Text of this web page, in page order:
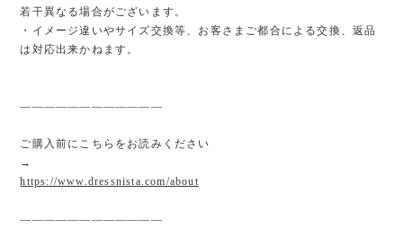
若干異なる場合がございます。
・イメージ違いやサイズ交換等、お客さまご都合による交換、返品
は対応出来かねます。
————————————
ご購入前にこちらをお読みください
→
https://www.dressnista.com/about
————————————